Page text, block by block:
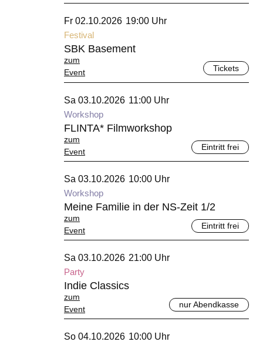
Oktober 2026
Fr 02.10.2026 19:00 Uhr
Festival
Tickets
SBK Basement
zum
Event
Oktober 2026
Sa 03.10.2026 11:00 Uhr
Workshop
Eintritt frei
FLINTA* Filmworkshop
zum
Event
Oktober 2026
Sa 03.10.2026 10:00 Uhr
Workshop
Eintritt frei
Meine Familie in der NS-Zeit 1/2
zum
Event
Oktober 2026
Sa 03.10.2026 21:00 Uhr
Party
nur Abendkasse
Indie Classics
zum
Event
Oktober 2026
So 04.10.2026 10:00 Uhr